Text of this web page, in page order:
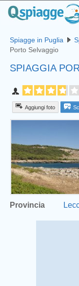
Spiagge in Puglia
Porto Selvaggio
SPIAGGIA
Aggiungi foto
Provincia